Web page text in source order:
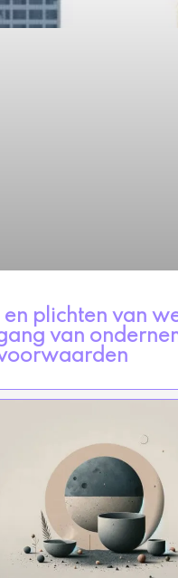
en plichten van
van